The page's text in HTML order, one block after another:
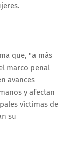
que, "a más
marco penal
avances
y afectan
víctimas de
su